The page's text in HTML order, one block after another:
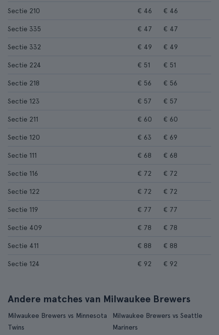
Sectie 210 € 46 € 46
Sectie 335 € 47 € 47
Sectie 332 € 49 € 49
Sectie 224 € 51 € 51
Sectie 218 € 56 € 56
Sectie 123 € 57 € 57
Sectie 211 € 60 € 60
Sectie 120 € 63 € 69
Sectie 111 € 68 € 68
Sectie 116 € 72 € 72
Sectie 122 € 72 € 72
Sectie 119 € 77 € 77
Sectie 409 € 78 € 78
Sectie 411 € 88 € 88
Sectie 124 € 92 € 92
Andere matches van Milwaukee Brewers
Milwaukee Brewers vs Minnesota
Twins
Milwaukee Brewers vs Seattle
Mariners